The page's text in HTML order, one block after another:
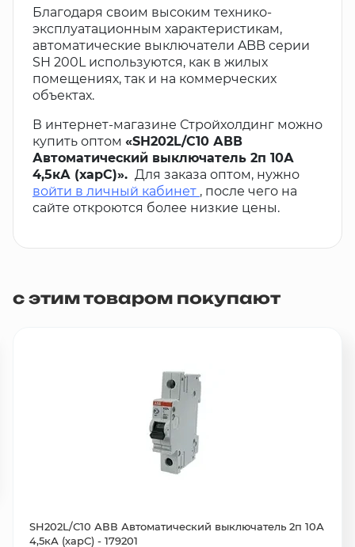
Благодаря своим высоким технико-
эксплуатационным характеристикам,
автоматические выключатели ABB серии
SH 200L используются, как в жилых
помещениях, так и на коммерческих
объектах.
В интернет-магазине Стройхолдинг можно
купить оптом «SH202L/С10 АВВ
Автоматический выключатель 2п 10А
4,5кА (харС)». Для заказа оптом, нужно
войти в личный кабинет , после чего на
сайте откроются более низкие цены.
с этим товаром покупают
SH202L/С10 АВВ Автоматический выключатель 2п 10А
4,5кА (харС) - 179201